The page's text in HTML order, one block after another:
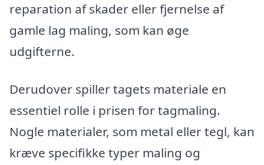
reparation af skader eller fjernelse af
gamle lag maling, som kan øge
udgifterne.
Derudover spiller tagets materiale en
essentiel rolle i prisen for tagmaling.
Nogle materialer, som metal eller tegl, kan
kræve specifikke typer maling og